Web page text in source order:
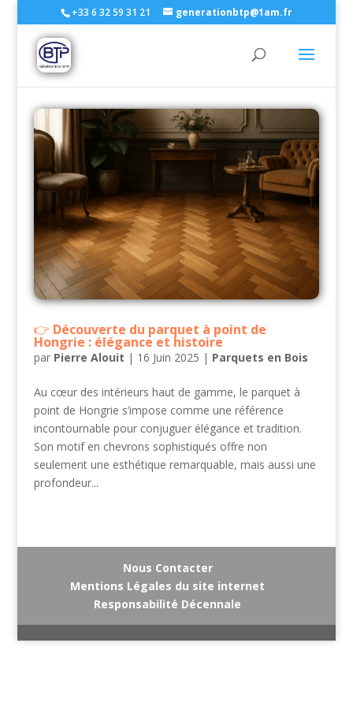
+33 6 32 59 31 21 generationbtp@1am.fr
Découverte du parquet à point de
Hongrie : élégance et histoire
par Pierre Alouit | 16 Juin 2025 | Parquets en Bois
Au cœur des intérieurs haut de gamme, le parquet à
point de Hongrie s’impose comme une référence
incontournable pour conjuguer élégance et tradition.
Son motif en chevrons sophistiqués offre non
seulement une esthétique remarquable, mais aussi une
profondeur...
Nous Contacter
Mentions Légales du site internet
Responsabilité Décennale